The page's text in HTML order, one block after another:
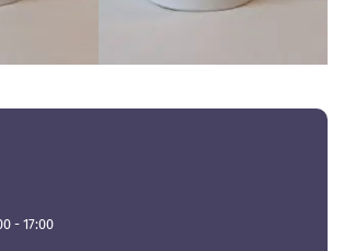
- 17:00